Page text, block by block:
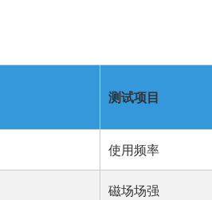
测试项目
使用频率
磁场场强